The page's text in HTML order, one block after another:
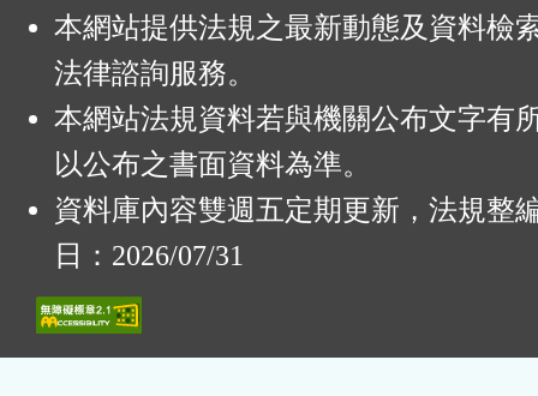
本網站提供法規之最新動態及資料檢
法律諮詢服務。
本網站法規資料若與機關公布文字有
以公布之書面資料為準。
資料庫內容雙週五定期更新，法規整
日：2026/07/31